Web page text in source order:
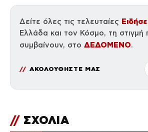
Δείτε όλες τις τελευταίες
Ελλάδα και τον Κόσμο, τη στιγμή
συμβαίνουν, στο ΔΕΔΟΜΕΝΟ.
ΑΚΟΛΟΥΘΗΣΤΕ ΜΑΣ
// ΣΧΟΛΙΑ